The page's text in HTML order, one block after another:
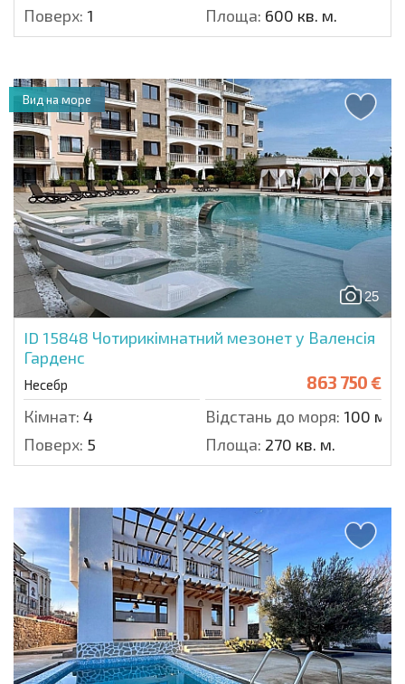
Поверх: 1 Площа: 600 кв. м.
25
ID 15848 Чотирикімнатний мезонет у Валенсія
Гарденс
Несебр 863 750 €
Кімнат: 4 Відстань до моря: 100 м.
Поверх: 5 Площа: 270 кв. м.
Вид на море